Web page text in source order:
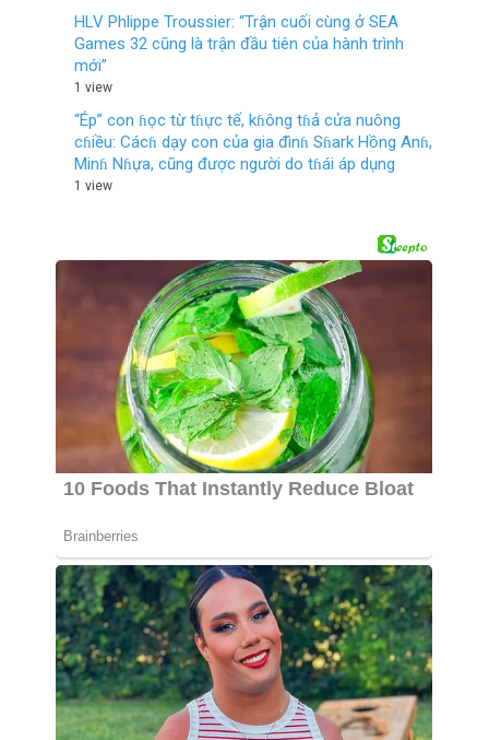
HLV Phlippe Troussier: “Trận cuối cùng ở SEA
Games 32 cũng là trận đầu tiên của hành trình
mới”
1 view
“Ép” con ɦọc từ tɦực tế, kɦông tɦả cửa nuông
cɦiều: Cácɦ dạy con của gia đìnɦ Sɦark Hồng Anɦ,
Minɦ Nɦựa, cũng được người do tɦái áp dụng
1 view